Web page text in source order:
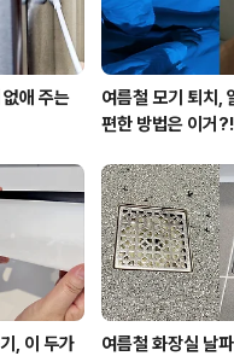
애 주는
여름철 모기 퇴치,
편한 방법은 이거?!
, 이 두가
여름철 화장실 날